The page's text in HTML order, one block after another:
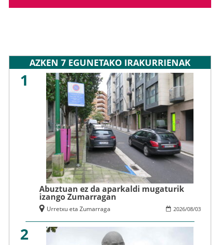
AZKEN 7 EGUNETAKO IRAKURRIENAK
1
Abuztuan ez da aparkaldi mugaturik
izango Zumarragan
2026/08/03
Urretxu eta Zumarraga
2